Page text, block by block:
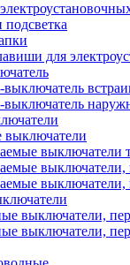
для
выключатель
выключатель
выключатели
выключатели
выключатели,
выключатели,